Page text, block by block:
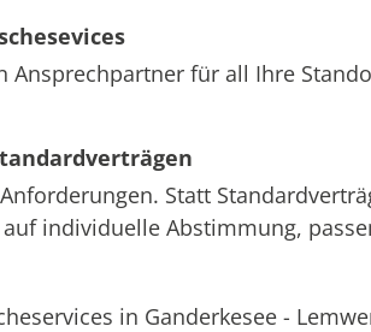
Ansprechpartner für all Ihre
Statt
individuelle Abstimmung,
in Ganderkesee -